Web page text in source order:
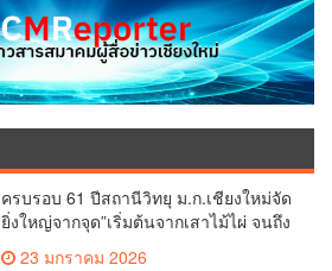
ครบรอบ 61 ปีสถานีวิทยุ ม.ก.เชียงใหม่จัด
ยิ่งใหญ่จากจุด”เริ่มต้นจากเสาไม้ไผ่ จนถึง
วันที่มี KURplus ในวันนี้”
23 มกราคม 2026